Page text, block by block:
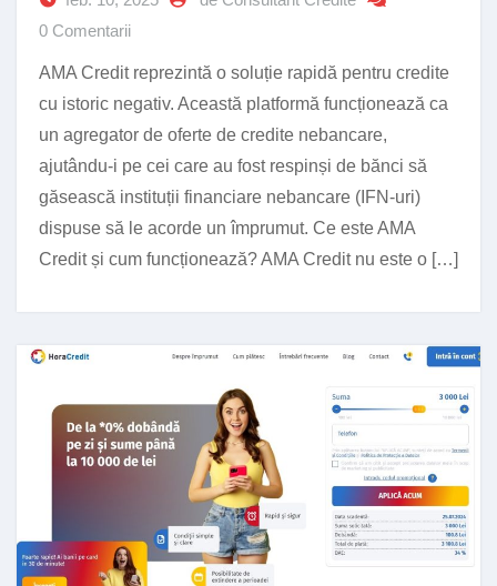
0 Comentarii
AMA Credit reprezintă o soluție rapidă pentru credite
cu istoric negativ. Această platformă funcționează ca
un agregator de oferte de credite nebancare,
ajutându-i pe cei care au fost respinși de bănci să
găsească instituții financiare nebancare (IFN-uri)
dispuse să le acorde un împrumut. Ce este AMA
Credit și cum funcționează? AMA Credit nu este o […]